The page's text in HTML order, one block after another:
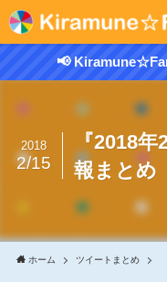
📢
『2018
報まとめ
2018
2/15
ホーム ツイートまとめ